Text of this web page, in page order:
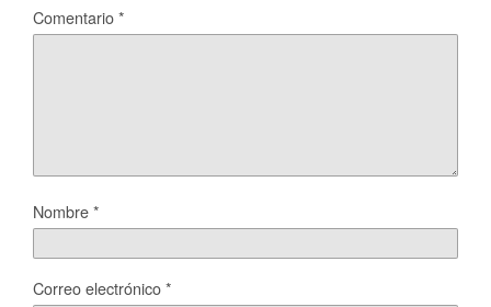
Comentario*
Nombre*
Correo electrónico*